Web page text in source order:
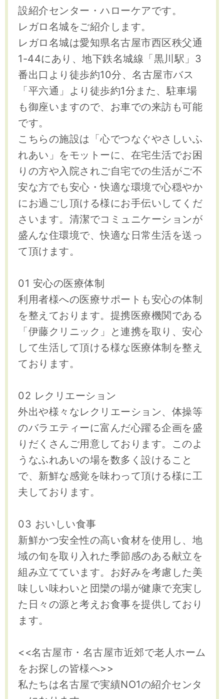
設紹介センター・ハローケアです。
レガロ名城をご紹介します。
レガロ名城は愛知県名古屋市西区秩父通
1-44にあり、地下鉄名城線「黒川駅」3
番出口より徒歩約10分、名古屋市バス
「平六通」より徒歩約1分また、駐車場
も御座いますので、お車での来訪も可能
です。
こちらの施設は「心でつなぐやさしいふ
れあい」をモットーに、在宅生活でお困
りの方や入院されご自宅での生活がご不
安な方でも安心・快適な環境で心穏やか
にお過ごし頂ける様にお手伝いしてくだ
さいます。清潔でコミュニケーションが
盛んな住環境で、快適な日常生活を送っ
て頂けます。
01 安心の医療体制
利用者様への医療サポートも安心の体制
を整えております。提携医療機関である
「伊藤クリニック」と連携を取り、安心
して生活して頂ける様な医療体制を整え
ております。
02 レクリエーション
外出や様々なレクリエーション、体操等
のバラエティーに富んだ心躍る企画を盛
りだくさんご用意しております。このよ
うなふれあいの場を数多く設けること
で、新鮮な感覚を味わって頂ける様に工
夫しております。
03 おいしい食事
新鮮かつ安全性の高い食材を使用し、地
域の旬を取り入れた季節感のある献立を
組み立てています。お好みを考慮した美
味しい味わいと団欒の場が健康で充実し
た日々の源と考えお食事を提供しており
ます。
<<名古屋市・名古屋市近郊で老人ホーム
をお探しの皆様へ>>
私たちは名古屋で実績NO1の紹介センタ